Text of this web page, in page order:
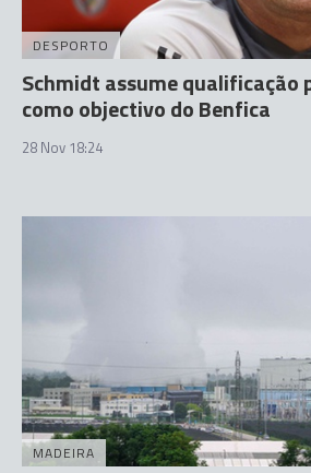
DESPORTO
Schmidt assume qualificação
como objectivo do Benfica
28 Nov 18:24
MADEIRA